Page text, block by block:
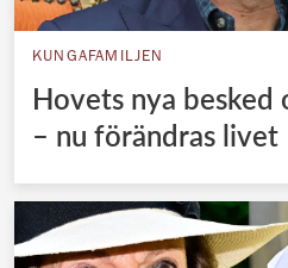
KUNGAFAMILJEN
Hovets nya besked
– nu förändras livet